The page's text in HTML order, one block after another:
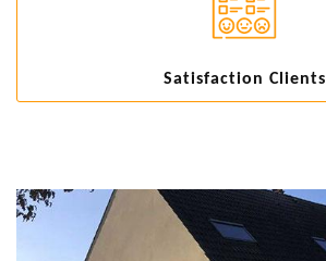
Satisfaction Clients